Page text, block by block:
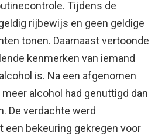
Tijdens de
rijbewijs en geen geldige
tonen. Daarnaast vertoonde
kenmerken van iemand
is. Na een afgenomen
alcohol had genuttigd dan
De verdachte werd
een bekeuring gekregen voor